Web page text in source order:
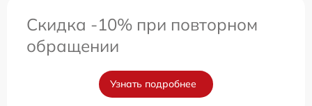
Скидка -10% при повторном
обращении
Узнать подробнее